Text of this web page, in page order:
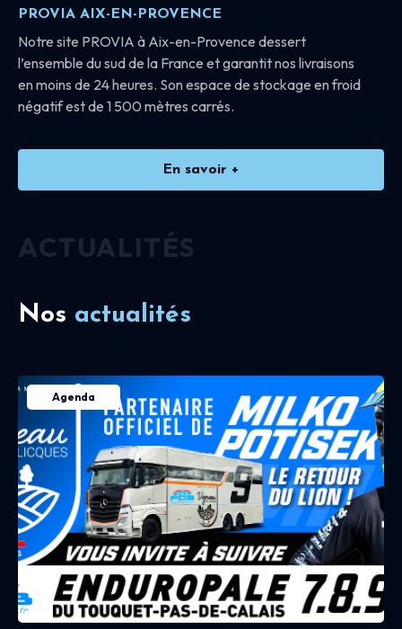
PROVIA AIX-EN-PROVENCE
Notre site PROVIA à Aix-en-Provence dessert
l’ensemble du sud de la France et garantit nos livraisons
en moins de 24 heures. Son espace de stockage en froid
négatif est de 1 500 mètres carrés.
En savoir +
ACTUALITÉS
Nos actualités
Agenda